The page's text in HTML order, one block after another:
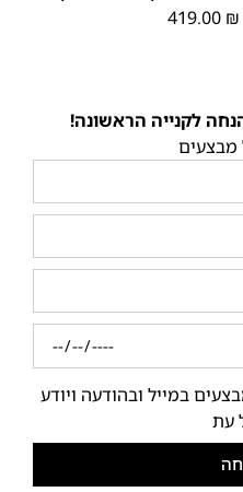
419.00 ₪
מבצעים
במייל ובהודעה ויודע
עת